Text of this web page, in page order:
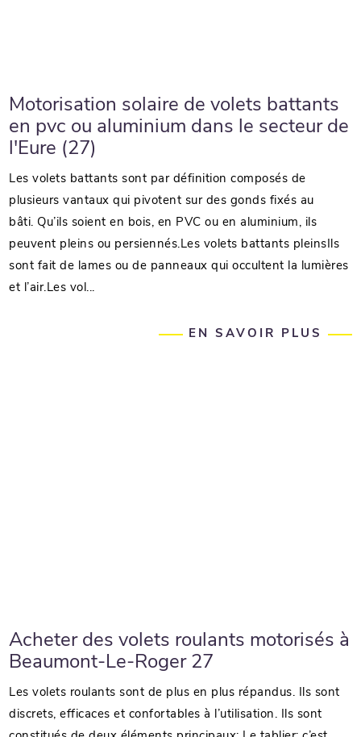
Motorisation solaire de volets battants
en pvc ou aluminium dans le secteur de
l'Eure (27)
Les volets battants sont par définition composés de
plusieurs vantaux qui pivotent sur des gonds fixés au
bâti. Qu’ils soient en bois, en PVC ou en aluminium, ils
peuvent pleins ou persiennés.Les volets battants pleinsIls
sont fait de lames ou de panneaux qui occultent la lumières
et l’air.Les vol...
EN SAVOIR PLUS
Acheter des volets roulants motorisés à
Beaumont-Le-Roger 27
Les volets roulants sont de plus en plus répandus. Ils sont
discrets, efficaces et confortables à l’utilisation. Ils sont